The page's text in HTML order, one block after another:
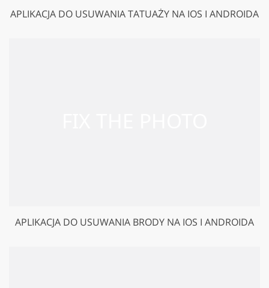
APLIKACJA DO USUWANIA TATUAŻY NA IOS I ANDROIDA
APLIKACJA DO USUWANIA BRODY NA IOS I ANDROIDA